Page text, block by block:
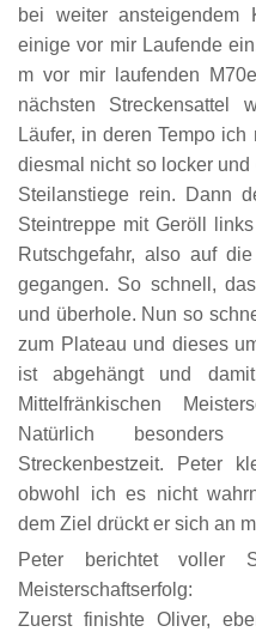
bei weiter
einige vor mir Laufende
m vor mir laufenden
nächsten Streckensattel
Läufer, in deren Tempo
diesmal nicht so locker
Steilanstiege rein. Dann
Steintreppe mit Geröll
Rutschgefahr, also auf
gegangen. So schnell,
und überhole. Nun so
zum Plateau und dieses
ist abgehängt und
Mittelfränkischen
Natürlich
Streckenbestzeit. Peter
obwohl ich es nicht
dem Ziel drückt er sich an
Peter berichtet voller
Meisterschaftserfolg:
Zuerst finishte Oliver,